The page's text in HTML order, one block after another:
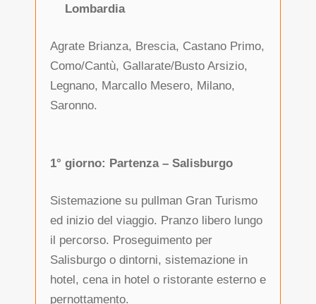
Lombardia
Agrate Brianza, Brescia, Castano Primo,
Como/Cantù, Gallarate/Busto Arsizio,
Legnano, Marcallo Mesero, Milano,
Saronno.
1° giorno: Partenza – Salisburgo
Sistemazione su pullman Gran Turismo
ed inizio del viaggio. Pranzo libero lungo
il percorso. Proseguimento per
Salisburgo o dintorni, sistemazione in
hotel, cena in hotel o ristorante esterno e
pernottamento.